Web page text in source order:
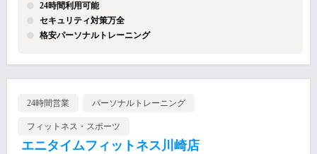
24時間利用可能
セキュリティ対策万全
格安パーソナルトレーニング
24時間営業 パーソナルトレーニング
フィットネス・スポーツ
エニタイムフィットネス川崎店